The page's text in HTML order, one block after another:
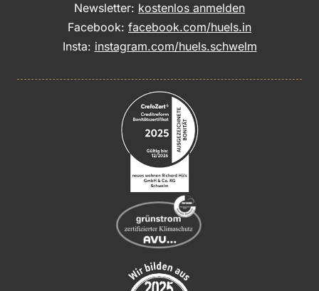
Newsletter: kostenlos anmelden
Facebook: facebook.com/huels.in
Insta: instagram.com/huels.schwelm